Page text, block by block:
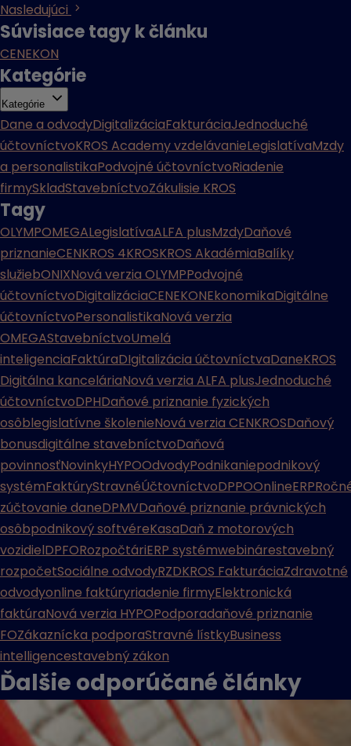
Nasledujúci
Súvisiace tagy k článku
CENEKON
Kategórie
Kategórie
Dane a odvodyDigitalizáciaFakturáciaJednoduché
účtovníctvoKROS Academy vzdelávanieLegislatívaMzdy
a personalistikaPodvojné účtovníctvoRiadenie
firmySkladStavebníctvoZákulisie KROS
Tagy
OLYMPOMEGALegislatívaALFA plusMzdyDaňové
priznanieCENKROS 4KROSKROS AkadémiaBalíky
služiebONIXNová verzia OLYMPPodvojné
účtovníctvoDigitalizáciaCENEKONEkonomikaDigitálne
účtovníctvoPersonalistikaNová verzia
OMEGAStavebníctvoUmelá
inteligenciaFaktúraDIgitalizácia účtovníctvaDaneKROS
Digitálna kanceláriaNová verzia ALFA plusJednoduché
účtovníctvoDPHDaňové priznanie fyzických
osôblegislatívne školenieNová verzia CENKROSDaňový
bonusdigitálne stavebníctvoDaňová
povinnosťNovinkyHYPOOdvodyPodnikaniepodnikový
systémFaktúryStravnéÚčtovníctvoDPPOOnlineERP
zúčtovanie daneDPMVDaňové priznanie právnických
osôbpodnikový softvéreKasaDaň z motorových
vozidielDPFORozpočtáriERP systémwebinárestavebný
rozpočetSociálne odvodyRZDKROS FakturáciaZdravotné
odvodyonline faktúryriadenie firmyElektronická
faktúraNová verzia HYPOPodporadaňové priznanie
FOZákaznícka podporaStravné lístkyBusiness
intelligencestavebný zákon
Ďalšie odporúčané články